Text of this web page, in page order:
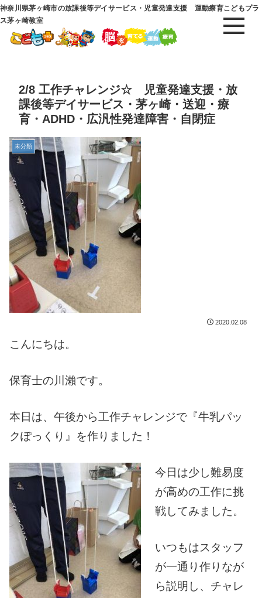
神奈川県茅ヶ崎市の放課後等デイサービス・児童発達支援 運動療育こどもプラ
ス茅ヶ崎教室
2/8 工作チャレンジ☆ 児童発達支援・放
課後等デイサービス・茅ヶ崎・送迎・療
育・ADHD・広汎性発達障害・自閉症
未分類
2020.02.08
こんにちは。
保育士の川瀨です。
本日は、午後から工作チャレンジで『牛乳パッ
クぽっくり』を作りました！
今日は少し難易度
が高めの工作に挑
戦してみました。
いつもはスタッフ
が一通り作りなが
ら説明し、チャレ